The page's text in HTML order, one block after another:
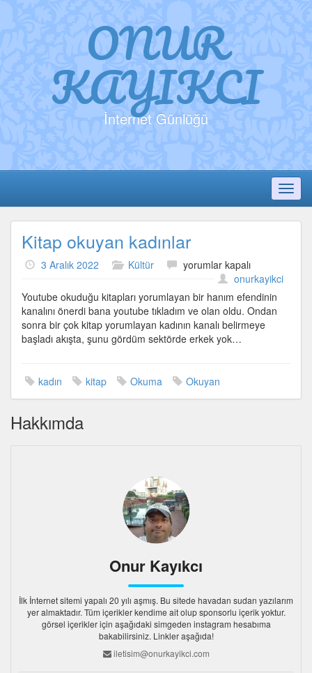
ONUR
KAYIKCI
İnternet Günlüğü
Kitap okuyan kadınlar
3 Aralık 2022 Kültür
Kitap
kadınlar
için
yorumlar kapalı
onurkayikci
Youtube okuduğu kitapları yorumlayan bir hanım efendinin
kanalını önerdi bana youtube tıkladım ve olan oldu. Ondan
sonra bir çok kitap yorumlayan kadının kanalı belirmeye
başladı akışta, şunu gördüm sektörde erkek yok…
kadın kitap Okuma Okuyan
Hakkımda
Onur Kayıkcı
İlk İnternet sitemi yapalı 20 yılı aşmış. Bu sitede havadan sudan yazılarım
yer almaktadır. Tüm içerikler kendime ait olup sponsorlu içerik yoktur.
görsel içerikler için aşağıdaki simgeden instagram hesabıma
bakabilirsiniz. Linkler aşağıda!
iletisim@onurkayikci.com